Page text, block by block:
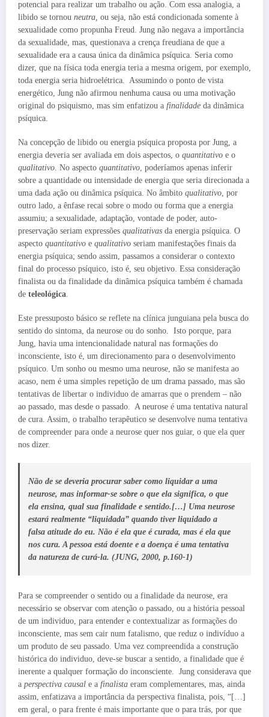
potencial para realizar um trabalho ou ação. Com essa analogia, a
libido se tornou neutra, ou seja, não está condicionada somente à
sexualidade como propunha Freud. Jung não negava a importância
da sexualidade, mas, questionava a crença freudiana de que a
sexualidade era a causa única da dinâmica psíquica. Seria como
dizer, que na física toda energia teria a mesma origem, por exemplo,
toda energia seria hidroelétrica. Assumindo o ponto de vista
energético, Jung não afirmou nenhuma causa ou uma motivação
original do psiquismo, mas sim enfatizou a finalidade da dinâmica
psíquica.
Na concepção de libido ou energia psíquica proposta por Jung, a
energia deveria ser avaliada em dois aspectos, o quantitativo e o
qualitativo. No aspecto quantitativo, poderíamos apenas inferir
sobre a quantidade ou intensidade de energia que seria direcionada a
uma dada ação ou dinâmica psíquica. No âmbito qualitativo, por
outro lado, a ênfase recai sobre o modo ou forma que a energia
assumiu; a sexualidade, adaptação, vontade de poder, auto-
preservação seriam expressões qualitativas da energia psíquica. O
aspecto quantitativo e qualitativo seriam manifestações finais da
energia psíquica; sendo assim, passamos a considerar o contexto
final do processo psíquico, isto é, seu objetivo. Essa consideração
finalista ou da finalidade da dinâmica psíquica também é chamada
de teleológica.
Este pressuposto básico se reflete na clínica junguiana pela busca do
sentido do sintoma, da neurose ou do sonho. Isto porque, para
Jung, havia uma intencionalidade natural nas formações do
inconsciente, isto é, um direcionamento para o desenvolvimento
psíquico. Um sonho ou mesmo uma neurose, não se manifesta ao
acaso, nem é uma simples repetição de um drama passado, mas são
tentativas de libertar o individuo de amarras que o prendem – não
ao passado, mas desde o passado. A neurose é uma tentativa natural
de cura. Assim, o trabalho terapêutico se desenvolve numa tentativa
de compreender para onde a neurose quer nos guiar, o que ela quer
nos dizer.
Não de se deveria procurar saber como liquidar a uma
neurose, mas informar-se sobre o que ela significa, o que
ela ensina, qual sua finalidade e sentido.[…] Uma neurose
estará realmente “liquidada” quando tiver liquidado a
falsa atitude do eu. Não é ela que é curada, mas é ela que
nos cura. A pessoa está doente e a doença é uma tentativa
da natureza de curá-la. (JUNG, 2000, p.160-1)
Para se compreender o sentido ou a finalidade da neurose, era
necessário se observar com atenção o passado, ou a história pessoal
de um individuo, para entender e contextualizar as formações do
inconsciente, mas sem cair num fatalismo, que reduz o indivíduo a
um produto de seu passado. Uma vez compreendida a construção
histórica do individuo, deve-se buscar a sentido, a finalidade que é
inerente a qualquer formação do inconsciente. Jung considerava que
a perspectiva causal e a finalista eram complementares, mas, ainda
assim, enfatizava a importância da perspectiva finalista, pois, “[…]
em geral, o para frente é mais importante que o para trás, por que